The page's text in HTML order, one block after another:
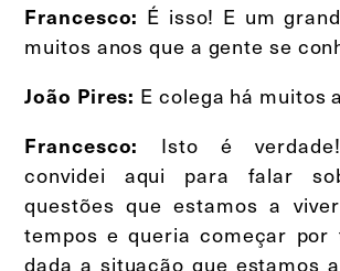
Francesco: É isso! E um
muitos anos que a gente se
João Pires: E colega há muitos
Francesco:
Isto é
convidei aqui para falar
questões que estamos a
tempos e queria começar por
dada a situação que estamos